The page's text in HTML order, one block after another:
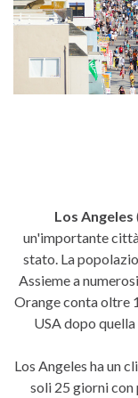
Los Angeles
un'importante
stato. La
Assieme a
Orange conta oltre
USA dopo
Los Angeles ha un
soli 25 giorni